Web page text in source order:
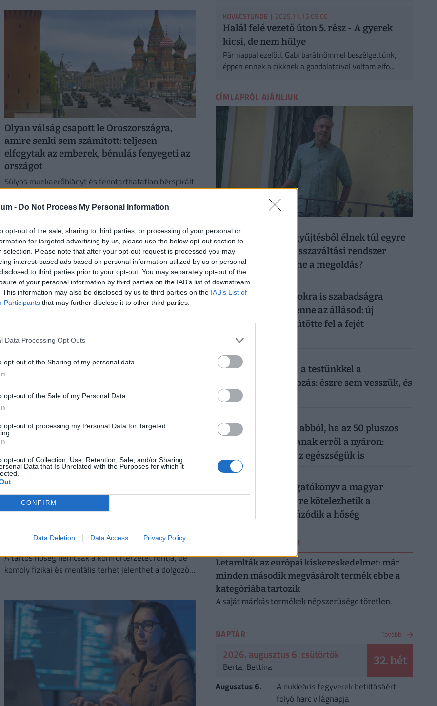
- Do Not Process My Personal Information
opt-out of the sale, sharing to third parties, or processing of your personal or
for targeted advertising by us, please use the below opt-out section to
selection. Please note that after your opt-out request is processed you may
interest-based ads based on personal information utilized by us or personal
to third parties prior to your opt-out. You may separately opt-out of the
of your personal information by third parties on the IAB’s list of downstream
This information may also be disclosed by us to third parties on the IAB’s List of
Participants that may further disclose it to other third parties.
Data Processing Opt Outs
opt-out of the Sharing of my personal data.
opt-out of the Sale of my Personal Data.
opt-out of processing my Personal Data for Targeted
opt-out of Collection, Use, Retention, Sale, and/or Sharing
Data that Is Unrelated with the Purposes for which it
CONFIRM
Data Deletion Data Access Privacy Policy
Olyan válság csapott le Oroszországra,
amire senki sem számított: teljesen
elfogytak az emberek, bénulás fenyegeti az
országot
Súlyos munkaerőhiányt és fenntarthatatlan bérspirált
magyar melósok: ingyen sör és jégkrém jár
A kánikula elleni védekezést bonyolítja, hogy a
energiafogyasztásukat is mérsékelniük kell.
Kegyetlen hetek várnak a dolgozó
időszak
A tartós hőség nemcsak a komfortérzetet rontja, de
komoly fizikai és mentális terhet jelenthet a dolgozók
KOVACSTUNDE | 2025.11.15 08:00
Halál felé vezető úton 5. rész - A gyerek
kicsi, de nem hülye
Pár nappal ezelőtt Gabi barátnőmmel beszélgettünk,
éppen ennek a cikknek a gondolataival voltam elfo...
CÍMLAPRÓL AJÁNLJUK
2026. augusztus 6.
50 forintos palackgyűjtésből élnek túl egyre
többen: tényleg a visszaváltási rendszer
megszüntetése lenne a megoldás?
2026. augusztus 5.
Így mehetsz hónapokra is szabadságra
anélkül, hogy rámenne az állásod: új
munkahelyi fogás ütötte fel a fejét
Magyarországon
2026. augusztus 6.
Sokkoló, mit művel a testünkkel a
mindennapi mobilozás: észre sem vesszük, és
máris kész a baj
Komoly baj is lehet abból, ha az 50 pluszos
magyarok lemondanak erről a nyáron:
könnyen rámehet az egészségük is
2026. augusztus 6.
Készül a válságforgatókönyv a magyar
munkahelyeken: erre kötelezhetik a
dolgozókat, ha elhúzódik a hőség
ERRŐL NE MARADJ LE!
Letarolták az európai kiskereskedelmet: már
minden második megvásárolt termék ebbe a
kategóriába tartozik
A saját márkás termékek népszerűsége töretlen.
NAPTÁR Tovább
2026. augusztus 6. csütörtök
Berta, Bettina 32. hét
Augusztus 6.
A nukleáris fegyverek betiltásáért
folyó harc világnapja